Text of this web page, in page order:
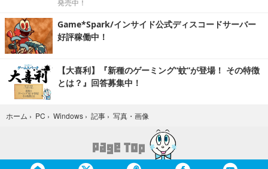
発売中！
Game*Spark/インサイド公式ディスコードサーバー
好評稼働中！
【大喜利】『新種のゲーミング“蚊”が登場！ その特徴
とは？』回答募集中！
ホーム › PC › Windows › 記事 › 写真・画像